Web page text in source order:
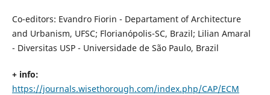
Co-editors: Evandro Fiorin - Departament of Architecture
and Urbanism, UFSC; Florianópolis-SC, Brazil; Lilian Amaral
- Diversitas USP - Universidade de São Paulo, Brazil
+ info:
https://journals.wisethorough.com/index.php/CAP/ECM